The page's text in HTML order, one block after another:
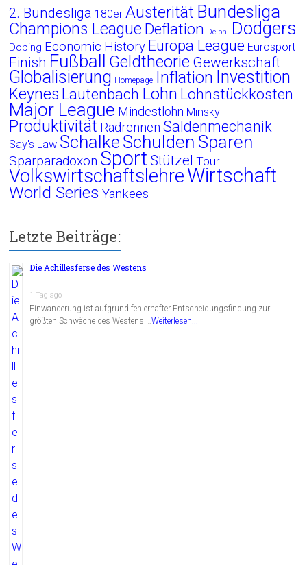
2. Bundesliga 180er Austerität Bundesliga
Champions League Deflation Delphi Dodgers
Doping Economic History Europa League Eurosport
Finish Fußball Geldtheorie Gewerkschaft
Globalisierung Homepage Inflation Investition
Keynes Lautenbach Lohn Lohnstückkosten
Major League Mindestlohn Minsky
Produktivität Radrennen Saldenmechanik
Say's Law Schalke Schulden Sparen
Sparparadoxon Sport Stützel Tour
VolkswirtschaftslehreWirtschaft
World Series Yankees
Letzte Beiträge:
Die Achillesferse des Westens
1 Tag ago
Einwanderung ist aufgrund fehlerhafter Entscheidungsfindung zur
größten Schwäche des Westens …Weiterlesen...